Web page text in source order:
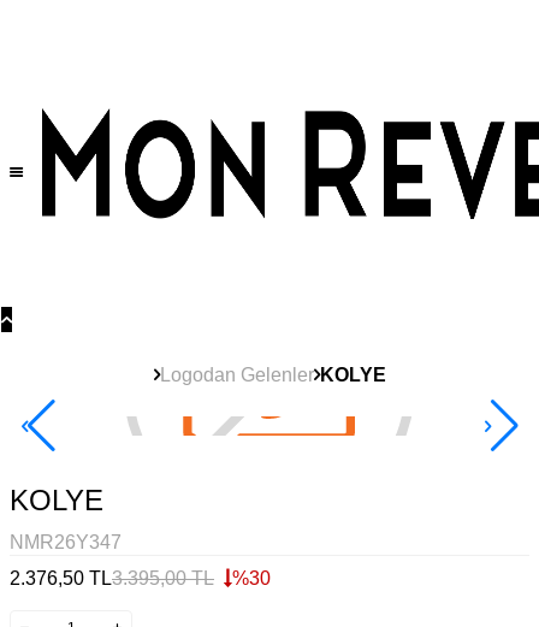
Logodan Gelenler KOLYE
Yeni Ürün
KOLYE
NMR26Y347
2.376,50 TL3.395,00TL %30